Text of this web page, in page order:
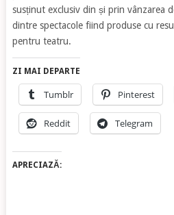
susținut exclusiv din și prin vânzarea
dintre spectacole fiind produse cu
pentru teatru.
ZI MAI DEPARTE
Tumblr Pinterest
Reddit Telegram
APRECIAZĂ: